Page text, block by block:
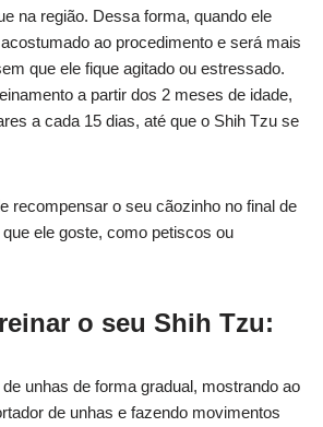
na região. Dessa forma, quando ele
ao procedimento e será mais
que ele fique agitado ou estressado.
a partir dos 2 meses de idade,
a cada 15 dias, até que o Shih Tzu se
recompensar o seu cãozinho no final de
ele goste, como petiscos ou
o seu Shih Tzu:
unhas de forma gradual, mostrando ao
de unhas e fazendo movimentos